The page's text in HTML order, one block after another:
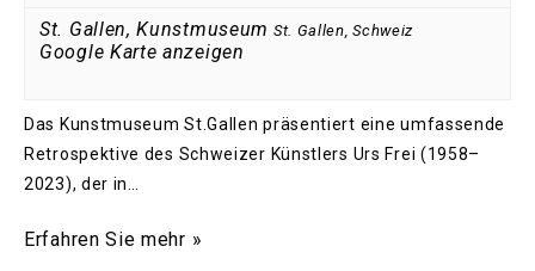
St. Gallen, Kunstmuseum St. Gallen, Schweiz
Google Karte anzeigen
Das Kunstmuseum St.Gallen präsentiert eine umfassende
Retrospektive des Schweizer Künstlers Urs Frei (1958–
2023), der in…
Erfahren Sie mehr »